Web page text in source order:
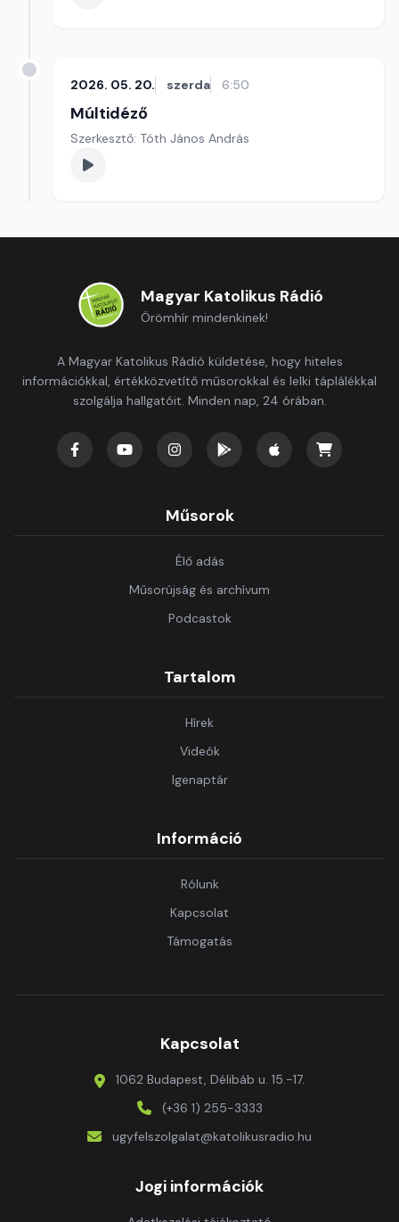
2026. 05. 20. szerda 6:50
Múltidéző
Szerkesztő: Tóth János András
Magyar Katolikus Rádió
Örömhír mindenkinek!
A Magyar Katolikus Rádió küldetése, hogy hiteles
információkkal, értékközvetítő műsorokkal és lelki táplálékkal
szolgálja hallgatóit. Minden nap, 24 órában.
Műsorok
Élő adás
Műsorújság és archívum
Podcastok
Tartalom
Hírek
Videók
Igenaptár
Információ
Rólunk
Kapcsolat
Támogatás
Kapcsolat
1062 Budapest, Délibáb u. 15.-17.
(+36 1) 255-3333
ugyfelszolgalat@katolikusradio.hu
Jogi információk